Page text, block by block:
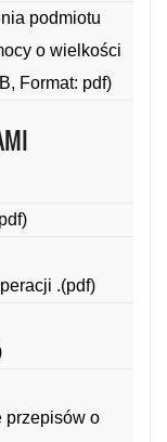
podmiotu
o wielkości
Format: pdf)
.(pdf)
przepisów o